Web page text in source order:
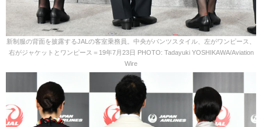
新制服の背面を披露するJALの客室乗務員。中央がパンツスタイル、左がワンピース、
右がジャケットとワンピース＝19年7月23日 PHOTO: Tadayuki YOSHIKAWA/Aviation
Wire